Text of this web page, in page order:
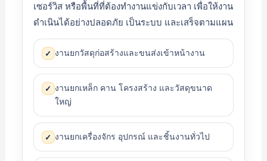
เซอร์วิส หรือพื้นที่ที่ต้องทำงานแข่งกับเวลา เพื่อให้งาน
ดำเนินได้อย่างปลอดภัย เป็นระบบ และเสร็จตามแผน
✓ งานยกวัสดุก่อสร้างและขนส่งเข้าหน้างาน
✓ งานยกเหล็ก คาน โครงสร้าง และวัสดุขนาด
ใหญ่
✓ งานยกเครื่องจักร อุปกรณ์ และชิ้นงานทั่วไป